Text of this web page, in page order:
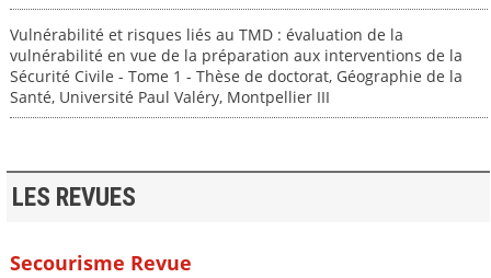
Vulnérabilité et risques liés au TMD : évaluation de la
vulnérabilité en vue de la préparation aux interventions de la
Sécurité Civile - Tome 1 - Thèse de doctorat, Géographie de la
Santé, Université Paul Valéry, Montpellier III
LES REVUES
Secourisme Revue